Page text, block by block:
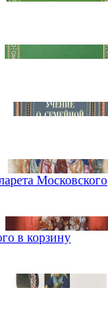
Московского
в корзину